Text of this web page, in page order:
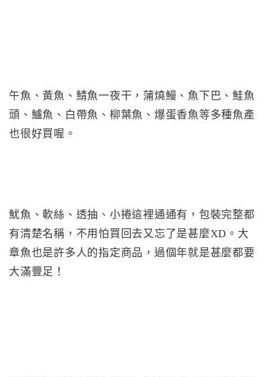
午魚、黃魚、鯖魚一夜干，蒲燒鰻、魚下巴、鮭魚
頭、鱸魚、白帶魚、柳葉魚、爆蛋香魚等多種魚產
也很好買喔。
魷魚、軟絲、透抽、小捲這裡通通有，包裝完整都
有清楚名稱，不用怕買回去又忘了是甚麼XD。大
章魚也是許多人的指定商品，過個年就是甚麼都要
大滿豐足！